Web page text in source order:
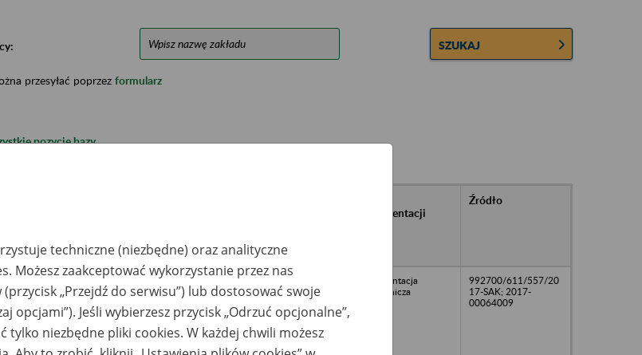
SZUKAJ
przesyłać poprzez formularz
pozycje bazy
państwowych
dokumentacji
Źródło
Wojewódzki w
Krakowie Delegatura
w Nowym Sączu
Wydział Organizacji i
Kontroli Archiwum
Zakładowe; ul.
dokumentacja
pracownicza
992700/611/557/20
17-SAK; 2017-
00064009
techniczne (niezbędne) oraz analityczne
Możesz zaakceptować wykorzystanie przez nas
„Przejdź do serwisu”) lub dostosować swoje
opcjami”). Jeśli wybierzesz przycisk „Odrzuć opcjonalne”,
tylko niezbędne pliki cookies. W każdej chwili możesz